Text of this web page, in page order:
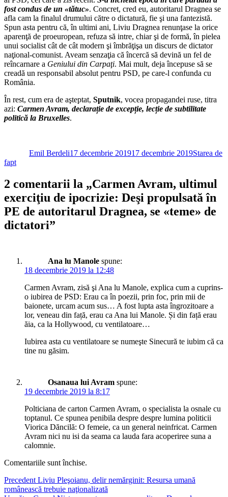
fost condus de un «tătuc». Concret, cred eu, autoritarul Dragnea se
afla cam la finalul drumului către o dictatură, fie şi una fantezistă.
Spun asta pentru că, în ultimi ani, Liviu Dragnea renunţase la orice
aparenţă de proeuropean, refuza să intre, chiar şi de formă, în pielea
unui socialist cât de cât modern şi îmbrăţişa un discurs de dictator
naţional-comunist. Aveam senzaţia că încercă să devină un fel de
reîncarnare a Geniului din Carpaţi. Mai mult, deja începuse să se
creadă un responsabil absolut pentru PSD, pe care-l confunda cu
România.
În rest, cum era de aşteptat, Sputnik, vocea propagandei ruse, titra
azi: Carmen Avram, declarație de excepție, lecție de subtilitate
politică la Bruxelles.
Emil Berdeli17 decembrie 201917 decembrie 2019Starea de
fapt
2 comentarii la „Carmen Avram, ultimul
exerciţiu de ipocrizie: Deşi propulsată în
PE de autoritarul Dragnea, se «teme» de
dictatori”
Ana lu Manole spune:
18 decembrie 2019 la 12:48
Carmen Avram, zisă şi Ana lu Manole, explica cum a cuprins-
o iubirea de PSD: Erau ca în poezii, prin foc, prin mii de
baionete, urcam acum sus… A fost lupta asta îngrozitoare a
lor, veneau din față, erau ca Ana lui Manole. Și din față erau
ăia, ca la Hollywood, cu ventilatoare…
Iubirea asta cu ventilatoare se numeşte Sinecură te iubim că ca
tine nu găsim.
Osanaua lui Avram spune:
19 decembrie 2019 la 8:17
Polticiana de carton Carmen Avram, o specialista la osnale cu
toptanul. Ce spunea penibila despre despre lumina politicii
Viorica Dăncilă: O femeie, ca un general neinfricat. Carmen
Avram nici nu isi da seama ca lauda fara acoperiree suna a
calomnie.
Comentariile sunt închise.
Navigare
Precedent Articolul
anterior:
Liviu Pleşoianu, delir nemărginit: Resursa umană
românească trebuie naţionalizată